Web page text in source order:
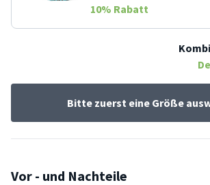
10% Rabatt
Bitte zuerst eine Größe
Vor - und Nachteile